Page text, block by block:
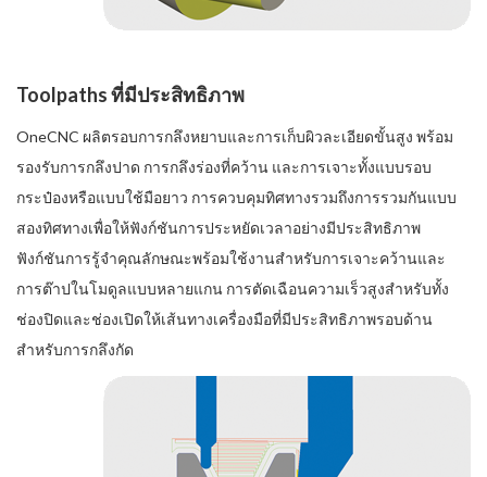
Toolpaths ที่มีประสิทธิภาพ
OneCNC ผลิตรอบการกลึงหยาบและการเก็บผิวละเอียดขั้นสูง พร้อม
รองรับการกลึงปาด การกลึงร่องที่คว้าน และการเจาะทั้งแบบรอบ
กระป๋องหรือแบบใช้มือยาว การควบคุมทิศทางรวมถึงการรวมกันแบบ
สองทิศทางเพื่อให้ฟังก์ชันการประหยัดเวลาอย่างมีประสิทธิภาพ
ฟังก์ชันการรู้จำคุณลักษณะพร้อมใช้งานสำหรับการเจาะคว้านและ
การต๊าปในโมดูลแบบหลายแกน การตัดเฉือนความเร็วสูงสำหรับทั้ง
ช่องปิดและช่องเปิดให้เส้นทางเครื่องมือที่มีประสิทธิภาพรอบด้าน
สำหรับการกลึงกัด